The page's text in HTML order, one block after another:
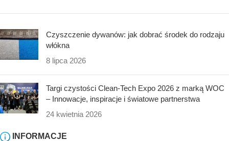
Czyszczenie dywanów: jak dobrać środek do rodzaju
włókna
8 lipca 2026
Targi czystości Clean-Tech Expo 2026 z marką WOC
– Innowacje, inspiracje i światowe partnerstwa
24 kwietnia 2026
INFORMACJE